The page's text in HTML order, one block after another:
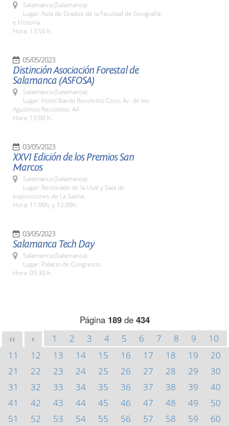
Salamanca (Salamanca)
Lugar: Aula de Grados de la Facultad de Geografía
e Historia
Hora: 13:50 h.
05/05/2023
Distinción Asociación Forestal de
Salamanca (ASFOSA)
Salamanca (Salamanca)
Lugar: Hotel Bardo Recoletos Coco. Av. de los
Agustinos Recoletos, 44
Hora: 13:00 h.
03/05/2023
XXVI Edición de los Premios San
Marcos
Salamanca (Salamanca)
Lugar: Rectorado de la Usal y Sala de
exposiciones de La Salina
Hora: 11:00h. y 12:00h.
03/05/2023
Salamanca Tech Day
Salamanca (Salamanca)
Lugar: Palacio de Congresos
Hora: 09:30 h.
Página 189de 434
<< < 1 2 3 4 5 6 7 8 9
10
11
12 13 14 15 16 17 18 19
20
21
22 23 24 25 26 27 28 29
30
31
32 33 34 35 36 37 38 39
40
41
42 43 44 45 46 47 48 49
50
51
52 53 54 55 56 57 58 59
60